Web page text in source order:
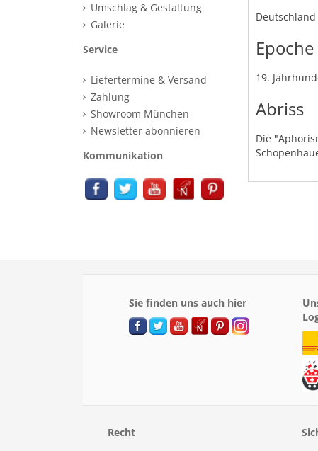
Umschlag & Gestaltung
Galerie
Service
Liefertermine & Versand
Zahlung
Showroom München
Newsletter abonnieren
Kommunikation
Deutschland
Epoche
19.
Abriss
Die
Sie finden uns auch hier
Recht